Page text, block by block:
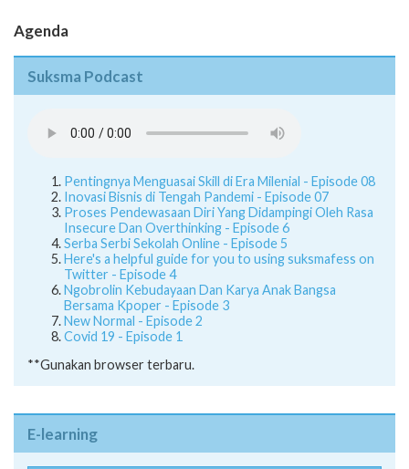
Agenda
Suksma Podcast
Pentingnya Menguasai Skill di Era Milenial - Episode 08
Inovasi Bisnis di Tengah Pandemi - Episode 07
Proses Pendewasaan Diri Yang Didampingi Oleh Rasa
Insecure Dan Overthinking - Episode 6
Serba Serbi Sekolah Online - Episode 5
Here's a helpful guide for you to using suksmafess on
Twitter - Episode 4
Ngobrolin Kebudayaan Dan Karya Anak Bangsa
Bersama Kpoper - Episode 3
New Normal - Episode 2
Covid 19 - Episode 1
**Gunakan browser terbaru.
E-learning